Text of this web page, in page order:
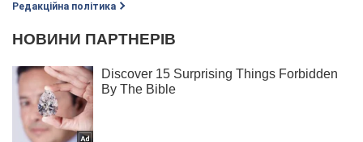
Редакційна політика